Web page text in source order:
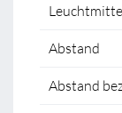
Abstand
Abstand